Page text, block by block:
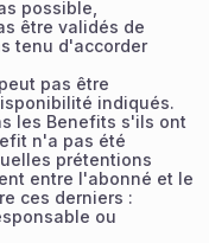
possible,
être validés de
tenu d'accorder
pas être
indiqués.
les Benefits s'ils ont
n'a pas été
prétentions
entre l'abonné et le
ces derniers :
ou